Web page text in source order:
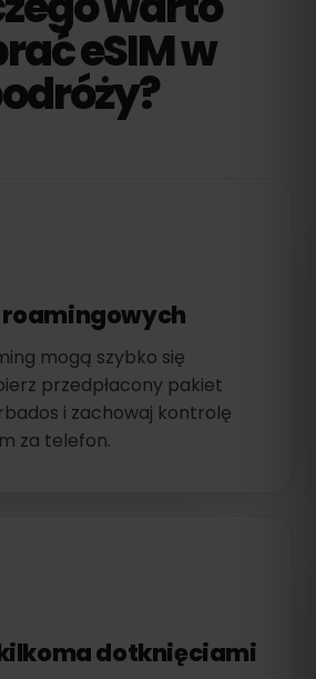
eSIM w
roamingowych
mogą szybko się
przedpłacony pakiet
i zachowaj kontrolę
za telefon.
kilkoma dotknięciami